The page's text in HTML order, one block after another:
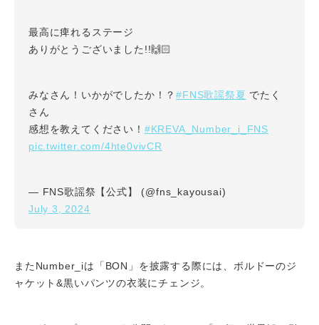
最高に痺れるステージ
ありがとうございました!!🙌🏻
みなさん！いかがでしたか！？#FNS歌謡祭夏 でたく
さん
感想を教えてください！ #KREVA_Number_i_FNS
pic.twitter.com/4hte0vivCR
— FNS歌謡祭【公式】 (@fns_kayousai)
July 3, 2024
またNumber_iは「BON」を披露する際には、ボルドーのジ
ャケット&黒いパンツの衣装にチェンジ。